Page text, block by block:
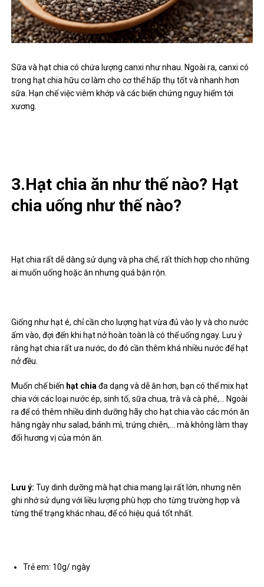
Sữa và hạt chia có chứa lượng canxi như nhau. Ngoài ra, canxi có
trong hạt chia hữu cơ làm cho cơ thể hấp thụ tốt và nhanh hơn
sữa. Hạn chế việc viêm khớp và các biến chứng nguy hiểm tới
xương.
3.Hạt chia ăn như thế nào? Hạt
chia uống như thế nào?
Hạt chia rất dễ dàng sử dụng và pha chế, rất thích hợp cho những
ai muốn uống hoặc ăn nhưng quá bận rộn.
Giống như hạt é, chỉ cần cho lượng hạt vừa đủ vào ly và cho nước
ấm vào, đợi đến khi hạt nở hoàn toàn là có thể uống ngay. Lưu ý
rằng hạt chia rất ưa nước, do đó cần thêm khá nhiều nước để hạt
nở đều.
Muốn chế biến hạt chiađa dạng và dễ ăn hơn, bạn có thể mix hạt
chia với các loại nước ép, sinh tố, sữa chua, trà và cà phê,… Ngoài
ra để có thêm nhiều dinh dưỡng hãy cho hạt chia vào các món ăn
hằng ngày như salad, bánh mì, trứng chiên,… mà không làm thay
đổi hương vị của món ăn.
Lưu ý: Tuy dinh dưỡng mà hạt chia mang lại rất lớn, nhưng nên
ghi nhớ sử dụng với liều lượng phù hợp cho từng trường hợp và
từng thể trạng khác nhau, để có hiệu quả tốt nhất.
Trẻ em: 10g/ ngày